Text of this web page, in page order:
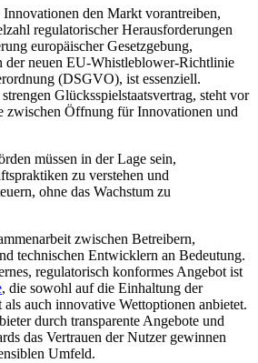
den Markt vorantreiben,
regulatorischer Herausforderungen
europäischer Gesetzgebung,
der neuen EU-Whistleblower-Richtlinie
(DSGVO), ist essenziell.
Glücksspielstaatsvertrag, steht vor
zwischen Öffnung für Innovationen und
müssen in der Lage sein,
zu verstehen und
ohne das Wachstum zu
zwischen Betreibern,
technischen Entwicklern an Bedeutung.
regulatorisch konformes Angebot ist
, die sowohl auf die Einhaltung der
als auch innovative Wettoptionen anbietet.
durch transparente Angebote und
das Vertrauen der Nutzer gewinnen
Umfeld.